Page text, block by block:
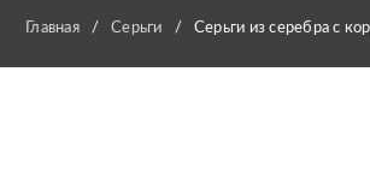
Главная / Серьги / Серьги из серебра с